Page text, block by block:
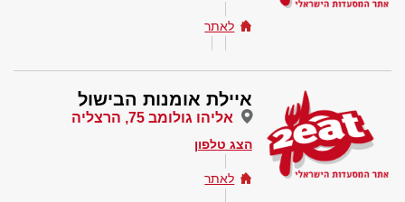
לאתר
איילת אומנות הבישול
אליהו גולומב 75, הרצליה
הצג טלפון
לאתר